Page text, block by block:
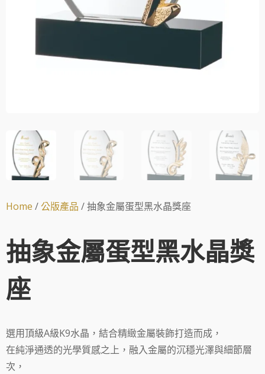
Home /公版產品 / 抽象金屬蛋型黑水晶獎座
抽象金屬蛋型黑水晶獎
座
選用頂級A級K9水晶，結合精緻金屬裝飾打造而成，
在純淨通透的光學質感之上，融入金屬的沉穩光澤與細節層
次，